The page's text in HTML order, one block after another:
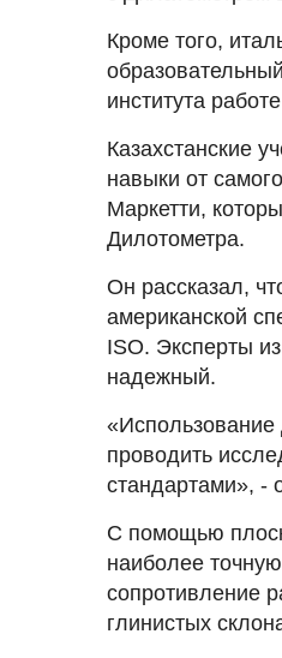
Кроме того,
института
Казахстанские
навыки от
Маркетти,
Дилотометра.
Он рассказал,
американской
ISO. Эксперты
надежный.
проводить
стандартами», -
С помощью
наиболее
сопротивление
глинистых